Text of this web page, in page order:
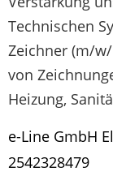
Technischen
Zeichner (m/
von
Heizung,
e-Line GmbH
2542328479